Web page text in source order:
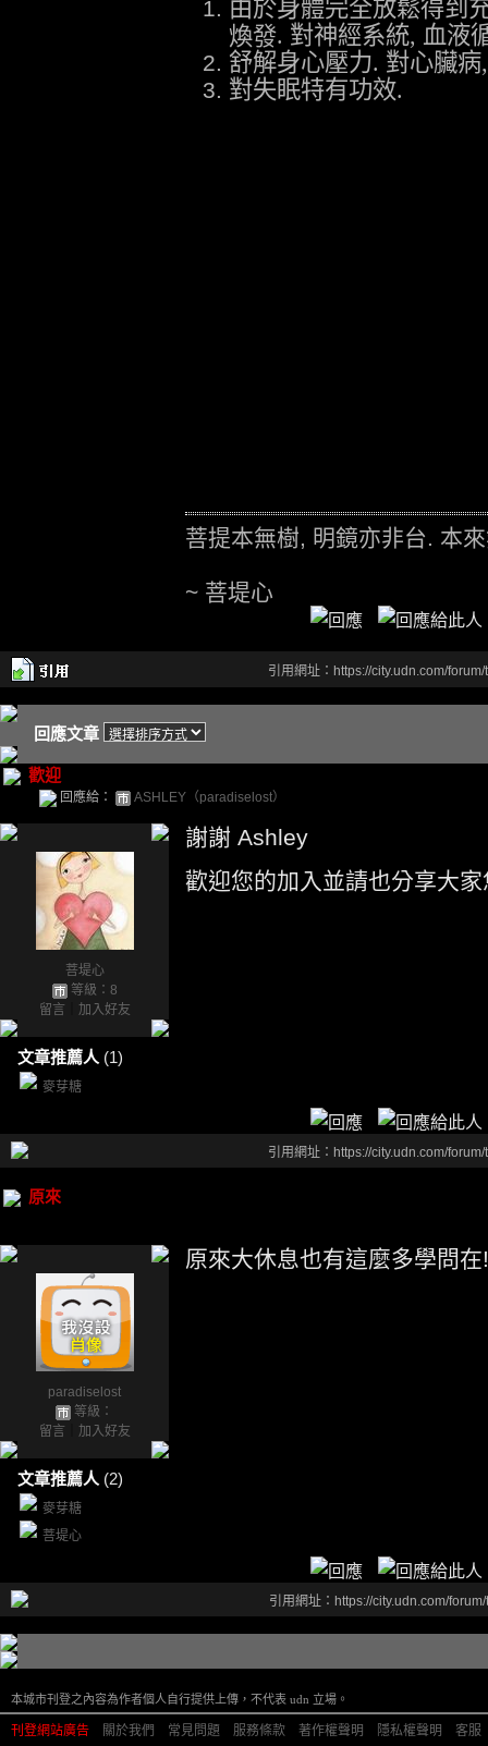
由於身體完全放鬆得到
煥發. 對神經系統, 血液
舒解身心壓力. 對心臟病
對失眠特有功效.
菩提本無樹, 明鏡亦非台. 本
~ 菩堤心
引用網址：https://city.udn.com/
回應文章
歡迎
回應給： ASHLEY（paradiselost）
菩堤心
等級：8
留言
加入好友
文章推薦人 (1)
麥芽糖
謝謝 Ashley
歡迎您的加入並請也分享大
引用網址：https://city.udn.com/
原來
paradiselost
等級：
留言
加入好友
文章推薦人 (2)
麥芽糖
菩堤心
原來大休息也有這麼多學問
引用網址：https://city.udn.com/
本城市刊登之內容為作者個人自行提供上傳，不代表 udn 立場。
刊登網站廣告 關於我們 常見問題 服務條款 著作權聲明 隱私權聲明 客服